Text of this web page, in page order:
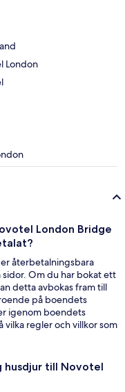
London
London Bridge
återbetalningsbara
sidor. Om du har bokat ett
detta avbokas fram till
på boendets
igenom boendets
regler och villkor som
till Novotel